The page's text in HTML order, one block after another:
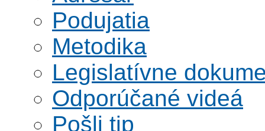
Podujatia
Metodika
Legislatívne
Odporúčané videá
Pošli tip